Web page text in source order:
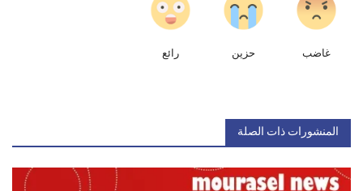
غاضب حزين رائع
المنشورات ذات الصلة